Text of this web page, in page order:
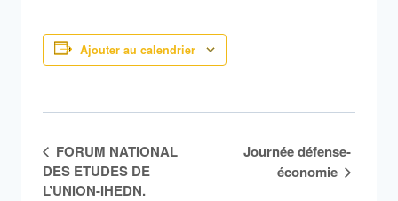
Ajouter au calendrier
Navigation
Évènement
FORUM NATIONAL
DES ETUDES DE
L’UNION-IHEDN.
Journée défense-
économie